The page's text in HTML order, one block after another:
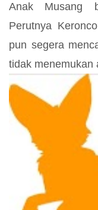
Anak Musang
Perutnya
pun segera
tidak menemukan